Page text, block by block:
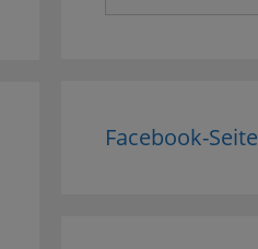
Facebook-Seite